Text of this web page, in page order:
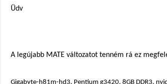
Üdv
A legújabb MATE változatot tenném rá ez
Gigabyte-h81m-hd3, Pentium g3420, 8GB DDR3,